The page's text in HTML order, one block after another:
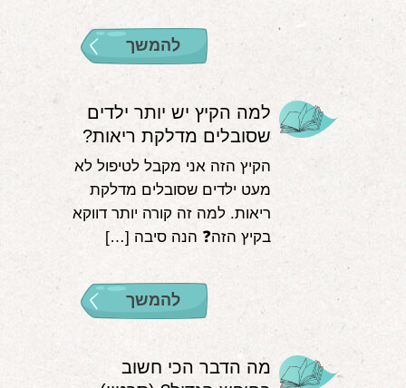
להמשך
למה הקיץ יש יותר ילדים
שסובלים מדלקת ריאות?
הקיץ הזה אני מקבל לטיפול לא
מעט ילדים שסובלים מדלקת
ריאות. למה זה קורה יותר דווקא
בקיץ הזה❓ הנה סיבה […]
להמשך
מה הדבר הכי חשוב